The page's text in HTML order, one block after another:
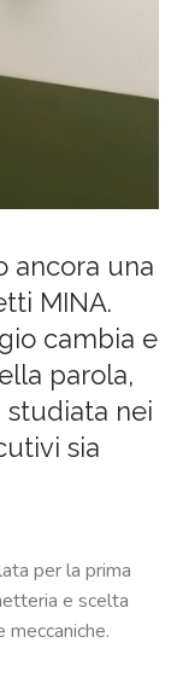
ancora una
MINA.
cambia e
parola,
studiata nei
sia
per la prima
e scelta